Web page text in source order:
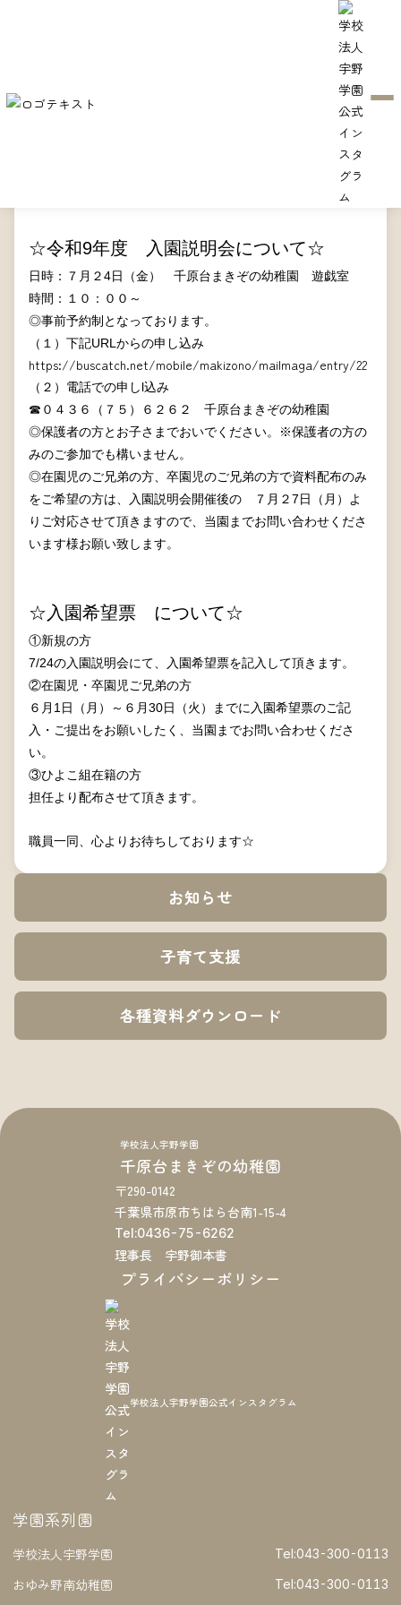
☆令和9年度 入園説明会につい
2026/05/15
令和9年度 入園説明会について、下記の通りお知らせ致しま
☆令和9年度 入園説明会について☆
日時：７月２4日（金） 千原台まきぞの幼稚園 遊戯室
時間：１０：００～
◎事前予約制となっております。
（１）下記URLからの申し込み
https://buscatch.net/mobile/makizono/mailmaga/entry/22
（２）電話での申しl込み
☎０４３６（７５）６２６２ 千原台まきぞの幼稚園
◎保護者の方とお子さまでおいでください。※保護者の方の
みのご参加でも構いません。
◎在園児のご兄弟の方、卒園児のご兄弟の方で資料配布のみ
をご希望の方は、入園説明会開催後の
７月２7日（月）よ
りご対応させて頂きますので、当園までお問い合わせくださ
います様お願い致します。
☆入園希望票 について☆
①新規の方
7/24の入園説明会にて、入園希望票を記入して頂きます。
②在園児・卒園児ご兄弟の方
６月1日（月）～６月30日（火）までに入園希望票のご記
入・ご提出をお願いしたく、当園までお問い合わせくださ
い。
③ひよこ組在籍の方
担任より配布させて頂きます。
職員一同、心よりお待ちしております☆
お知らせ
子育て支援
各種資料ダウンロード
学校法人宇野学園
千原台まきぞの幼稚園
〒290-0142
千葉県市原市ちはら台南1-15-4
Tel:0436-75-6262
理事長 宇野御本書
プライバシーポリシー
学校法人宇野学園公式インスタグラム
学園系列園
学校法人宇野学園 Tel:043-300-0113
おゆみ野南幼稚園 Tel:043-300-0113